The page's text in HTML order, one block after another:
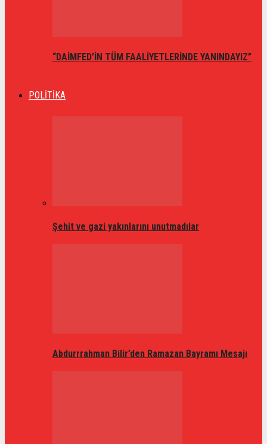
“DAİMFED’İN TÜM FAALİYETLERİNDE YANINDAYIZ”
POLİTİKA
Şehit ve gazi yakınlarını unutmadılar
Abdurrrahman Bilir’den Ramazan Bayramı Mesajı